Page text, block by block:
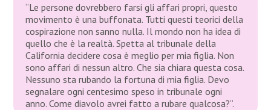
“Le persone dovrebbero farsi gli affari propri, questo
movimento è una buffonata. Tutti questi teorici della
cospirazione non sanno nulla. Il mondo non ha idea di
quello che è la realtà. Spetta al tribunale della
California decidere cosa è meglio per mia figlia. Non
sono affari di nessun altro. Che sia chiara questa cosa.
Nessuno sta rubando la fortuna di mia figlia. Devo
segnalare ogni centesimo speso in tribunale ogni
anno. Come diavolo avrei fatto a rubare qualcosa?”.